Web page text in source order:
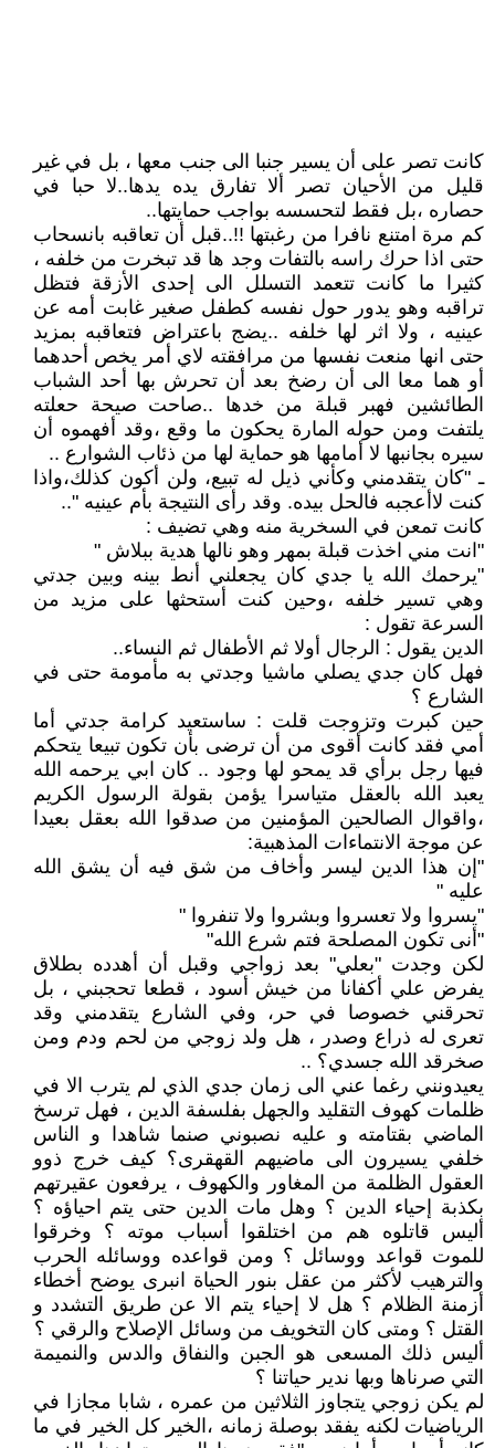
كانت تصر على أن يسير جنبا الى جنب معها ، بل في غير
قليل من الأحيان تصر ألا تفارق يده يدها..لا حبا في
حصاره ،بل فقط لتحسسه بواجب حمايتها..
كم مرة امتنع نافرا من رغبتها !!..قبل أن تعاقبه بانسحاب
حتى اذا حرك راسه بالتفات وجد ها قد تبخرت من خلفه ،
كثيرا ما كانت تتعمد التسلل الى إحدى الأزقة فتظل
تراقبه وهو يدور حول نفسه كطفل صغير غابت أمه عن
عينيه ، ولا اثر لها خلفه ..يضج باعتراض فتعاقبه بمزيد
حتى انها منعت نفسها من مرافقته لاي أمر يخص أحدهما
أو هما معا الى أن رضخ بعد أن تحرش بها أحد الشباب
الطائشين فهبر قبلة من خدها ..صاحت صيحة حعلته
يلتفت ومن حوله المارة يحكون ما وقع ،وقد أفهموه أن
سيره بجانبها لا أمامها هو حماية لها من ذئاب الشوارع ..
ـ "كان يتقدمني وكأني ذيل له تبيع، ولن أكون كذلك،واذا
كنت لاأعجبه فالحل بيده. وقد رأى النتيجة بأم عينيه "..
كانت تمعن في السخرية منه وهي تضيف :
"انت مني اخذت قبلة بمهر وهو نالها هدية ببلاش "
"يرحمك الله يا جدي كان يجعلني أنط بينه وبين جدتي
وهي تسير خلفه ،وحين كنت أستحثها على مزيد من
السرعة تقول :
الدين يقول : الرجال أولا ثم الأطفال ثم النساء..
فهل كان جدي يصلي ماشيا وجدتي به مأمومة حتى في
الشارع ؟
حين كبرت وتزوجت قلت : ساستعيد كرامة جدتي أما
أمي فقد كانت أقوى من أن ترضى بأن تكون تبيعا يتحكم
فيها رجل برأي قد يمحو لها وجود .. كان ابي يرحمه الله
يعبد الله بالعقل متياسرا يؤمن بقولة الرسول الكريم
،واقوال الصالحين المؤمنين من صدقوا الله بعقل بعيدا
عن موجة الانتماءات المذهبية:
"إن هذا الدين ليسر وأخاف من شق فيه أن يشق الله
عليه "
"يسروا ولا تعسروا وبشروا ولا تنفروا "
"أنى تكون المصلحة فتم شرع الله"
لكن وجدت "بعلي" بعد زواجي وقبل أن أهدده بطلاق
يفرض علي أكفانا من خيش أسود ، قطعا تحجبني ، بل
تحرقني خصوصا في حر، وفي الشارع يتقدمني وقد
تعرى له ذراع وصدر ، هل ولد زوجي من لحم ودم ومن
صخرقد الله جسدي؟ ..
يعيدونني رغما عني الى زمان جدي الذي لم يترب الا في
ظلمات كهوف التقليد والجهل بفلسفة الدين ، فهل ترسخ
الماضي بقتامته و عليه نصبوني صنما شاهدا و الناس
خلفي يسيرون الى ماضيهم القهقرى؟ كيف خرج ذوو
العقول الظلمة من المغاور والكهوف ، يرفعون عقيرتهم
بكذبة إحياء الدين ؟ وهل مات الدين حتى يتم احياؤه ؟
أليس قاتلوه هم من اختلقوا أسباب موته ؟ وخرقوا
للموت قواعد ووسائل ؟ ومن قواعده ووسائله الحرب
والترهيب لأكثر من عقل بنور الحياة انبرى يوضح أخطاء
أزمنة الظلام ؟ هل لا إحياء يتم الا عن طريق التشدد و
القتل ؟ ومتى كان التخويف من وسائل الإصلاح والرقي ؟
أليس ذلك المسعى هو الجبن والنفاق والدس والنميمة
التي صرناها وبها ندير حياتنا ؟
لم يكن زوجي يتجاوز الثلاثين من عمره ، شابا مجازا في
الرياضيات لكنه يفقد بوصلة زمانه ،الخير كل الخير في ما